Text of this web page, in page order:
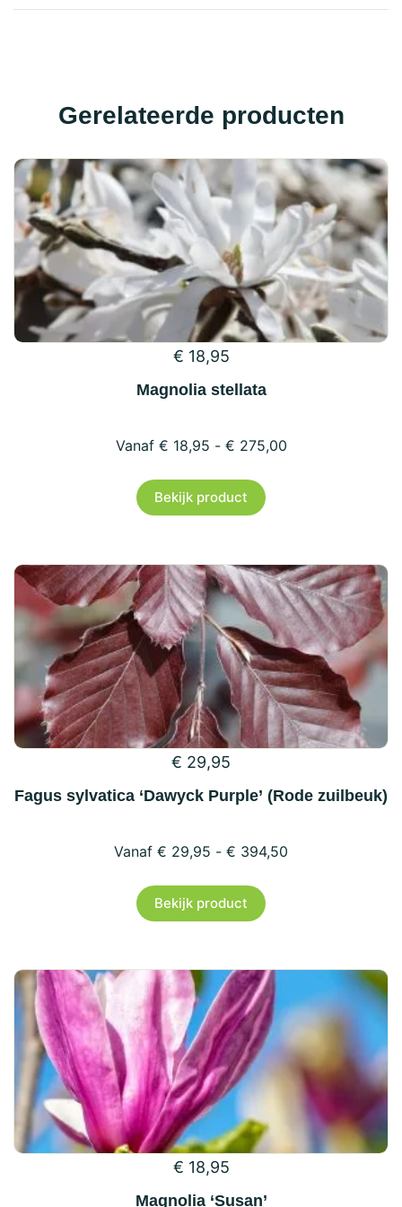
Gerelateerde producten
€ 18,95
Magnolia stellata
€ 18,95 - € 275,00
Bekijk product
product
variaties.
Deze
optie
kan
gekozen
worden
op
productpagina
€ 29,95
Fagus sylvatica ‘Dawyck Purple’ (Rode zuilbeuk)
€ 29,95 - € 394,50
Bekijk product
product
variaties.
Deze
optie
kan
gekozen
worden
op
productpagina
€ 18,95
Magnolia ‘Susan’